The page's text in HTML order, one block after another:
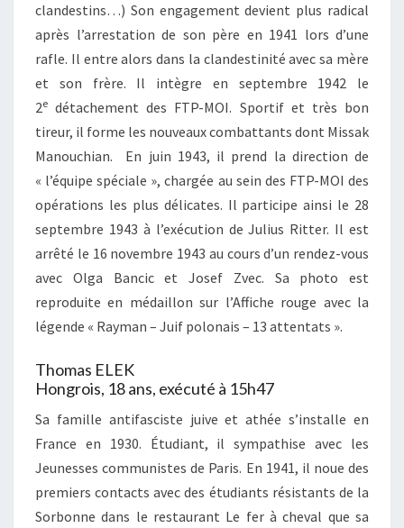
clandestins…) Son engagement devient plus radical
après l’arrestation de son père en 1941 lors d’une
rafle. Il entre alors dans la clandestinité avec sa mère
et son frère. Il intègre en septembre 1942 le
2e détachement des FTP-MOI. Sportif et très bon
tireur, il forme les nouveaux combattants dont Missak
Manouchian. En juin 1943, il prend la direction de
« l’équipe spéciale », chargée au sein des FTP-MOI des
opérations les plus délicates. Il participe ainsi le 28
septembre 1943 à l’exécution de Julius Ritter. Il est
arrêté le 16 novembre 1943 au cours d’un rendez-vous
avec Olga Bancic et Josef Zvec. Sa photo est
reproduite en médaillon sur l’Affiche rouge avec la
légende « Rayman – Juif polonais – 13 attentats ».
Thomas ELEK
Hongrois, 18 ans, exécuté à 15h47
Sa famille antifasciste juive et athée s’installe en
France en 1930. Étudiant, il sympathise avec les
Jeunesses communistes de Paris. En 1941, il noue des
premiers contacts avec des étudiants résistants de la
Sorbonne dans le restaurant Le fer à cheval que sa